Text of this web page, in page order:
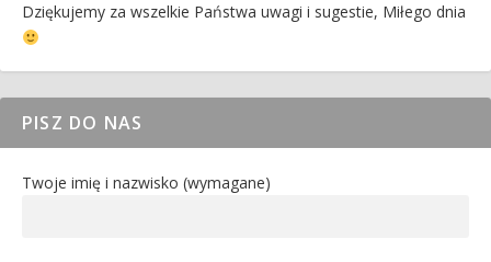
Dziękujemy za wszelkie Państwa uwagi i sugestie, Miłego dnia
PISZ DO NAS
Twoje imię i nazwisko (wymagane)